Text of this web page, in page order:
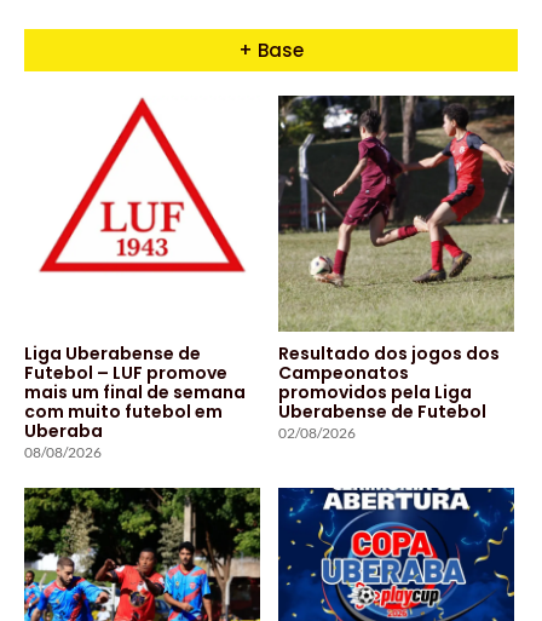
+ Base
Liga Uberabense de
Futebol – LUF promove
mais um final de semana
com muito futebol em
Uberaba
08/08/2026
Resultado dos jogos dos
Campeonatos
promovidos pela Liga
Uberabense de Futebol
02/08/2026